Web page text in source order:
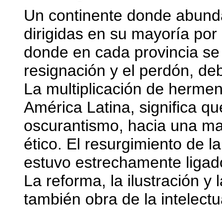
Un continente donde
dirigidas en su mayoría
donde en cada provincia
resignación y el perdón,
La multiplicación de
América Latina, significa
oscurantismo, hacia una
ético. El resurgimiento de
estuvo estrechamente
La reforma, la ilustración y
también obra de la